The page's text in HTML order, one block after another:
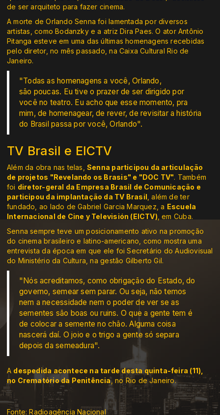
de ser arquiteto para fazer cinema.
A morte de Orlando Senna foi lamentada por diversos
artistas, como Bodanzky e a atriz Dira Paes. O ator Antônio
Pitanga esteve em uma das últimas homenagens recebidas
pelo diretor, no mês passado, na Caixa Cultural Rio de
Janeiro.
"Todas as homenagens a você, Orlando,
são poucas. Eu tive o prazer de ser dirigido por
você no teatro. Eu acho que esse momento, pra
mim, de homenagear, de rever, de revisitar a história
do Brasil passa por você, Orlando".
TV Brasil e EICTV
Além da obra nas telas,Senna participou da articulação
de projetos "Revelando os Brasis" e "DOC TV". Também
foi diretor-geral da Empresa Brasil de Comunicação e
participou da implantação da TV Brasil , além de ter
fundado, ao lado de Gabriel Garcia Marquez, a Escuela
Internacional de Cine y Televisión (EICTV) , em Cuba.
Senna sempre teve um posicionamento ativo na promoção
do cinema brasileiro e latino-americano, como mostra uma
entrevista da época em que ele foi Secretário do Audiovisual
do Ministério da Cultura, na gestão Gilberto Gil.
"Nós acreditamos, como obrigação do Estado, do
governo, semear sem parar. Ou seja, não temos
nem a necessidade nem o poder de ver se as
sementes são boas ou ruins. O que a gente tem é
de colocar a semente no chão. Alguma coisa
nascerá daí. O joio e o trigo a gente só separa
depois da semeadura".
A despedida acontece na tarde desta quinta-feira (11),
no Crematório da Penitência, no Rio de Janeiro.
Fonte: Radioagência Nacional